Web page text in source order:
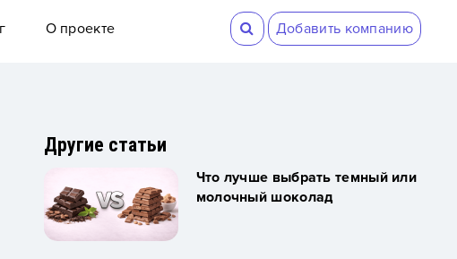
Добавить компанию
О проекте
Другие статьи
Что лучше выбрать темный или
молочный шоколад